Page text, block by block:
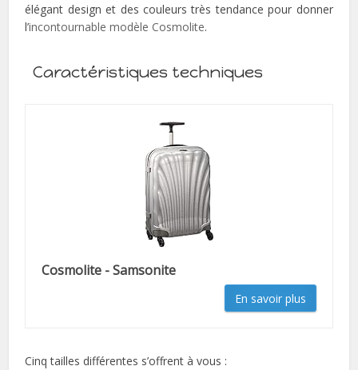
élégant design et des couleurs très tendance pour donner
l’incontournable modèle Cosmolite.
Caractéristiques techniques
Cosmolite - Samsonite
En savoir plus
Cinq tailles différentes s’offrent à vous :